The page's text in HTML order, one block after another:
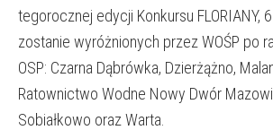
tegorocznej edycji Konkursu FLORIANY,
zostanie wyróżnionych przez WOŚP po
OSP: Czarna Dąbrówka, Dzierżążno,
Ratownictwo Wodne Nowy Dwór
Sobiałkowo oraz Warta.